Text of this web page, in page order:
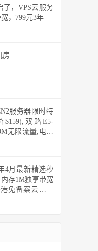
了，VPS云服务
，799元3年
房
服务器限时特
$159),双路E5-
无限流量,电信
,高性价比
4月最新精选秒
存1M独享带宽
免备案云服务
独享带宽仅249